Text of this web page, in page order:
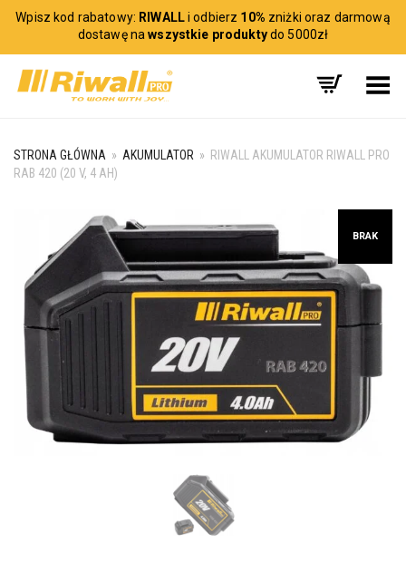
Wpisz kod rabatowy: RIWALLi odbierz 10% zniżki oraz darmową
dostawę nawszystkie produktydo 5000zł
Toggle Menu
STRONA GŁÓWNA » AKUMULATOR » RIWALL AKUMULATOR RIWALL PRO
RAB 420 (20 V, 4 AH)
BRAK